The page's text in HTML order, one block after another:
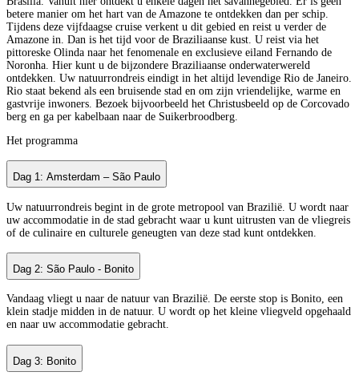
betere manier om het hart van de Amazone te ontdekken dan per schip.
Tijdens deze vijfdaagse cruise verkent u dit gebied en reist u verder de
Amazone in. Dan is het tijd voor de Braziliaanse kust. U reist via het
pittoreske Olinda naar het fenomenale en exclusieve eiland Fernando de
Noronha. Hier kunt u de bijzondere Braziliaanse onderwaterwereld
ontdekken. Uw natuurrondreis eindigt in het altijd levendige Rio de Janeiro.
Rio staat bekend als een bruisende stad en om zijn vriendelijke, warme en
gastvrije inwoners. Bezoek bijvoorbeeld het Christusbeeld op de Corcovado
berg en ga per kabelbaan naar de Suikerbroodberg.
Het programma
Dag 1: Amsterdam – São Paulo
Uw natuurrondreis begint in de grote metropool van Brazilië. U wordt naar
uw accommodatie in de stad gebracht waar u kunt uitrusten van de vliegreis
of de culinaire en culturele geneugten van deze stad kunt ontdekken.
Dag 2: São Paulo - Bonito
Vandaag vliegt u naar de natuur van Brazilië. De eerste stop is Bonito, een
klein stadje midden in de natuur. U wordt op het kleine vliegveld opgehaald
en naar uw accommodatie gebracht.
Dag 3: Bonito